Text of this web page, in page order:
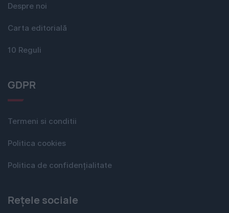
Despre noi
Carta editorială
10 Reguli
GDPR
Termeni si conditii
Politica cookies
Politica de confidențialitate
Rețele sociale